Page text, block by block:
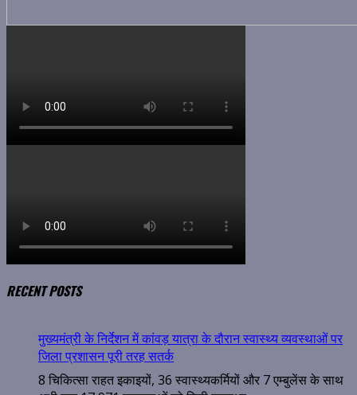
RECENT POSTS
मुख्यमंत्री के निर्देशन में कांवड़ यात्रा के दौरान स्वास्थ्य व्यवस्थाओं पर
जिला प्रशासन पूरी तरह सतर्क
8 चिकित्सा राहत इकाइयों, 36 स्वास्थ्यकर्मियों और 7 एम्बुलेंस के साथ